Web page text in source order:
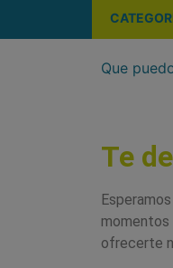
Que
Te
momentos
ofrecerte